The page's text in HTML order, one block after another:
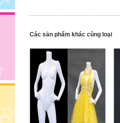
Các sản phẩm khác cùng loại